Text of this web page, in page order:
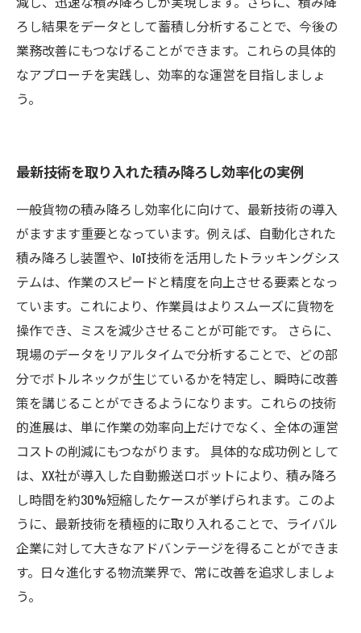
ろし結果をデータとして蓄積し分析することで、今後の
業務改善にもつなげることができます。これらの具体的
なアプローチを実践し、効率的な運営を目指しましょ
う。
最新技術を取り入れた積み降ろし効率化の実例
一般貨物の積み降ろし効率化に向けて、最新技術の導入
がますます重要となっています。例えば、自動化された
積み降ろし装置や、IoT技術を活用したトラッキングシス
テムは、作業のスピードと精度を向上させる要素となっ
ています。これにより、作業員はよりスムーズに貨物を
操作でき、ミスを減少させることが可能です。 さらに、
現場のデータをリアルタイムで分析することで、どの部
分でボトルネックが生じているかを特定し、瞬時に改善
策を講じることができるようになります。これらの技術
的進展は、単に作業の効率向上だけでなく、全体の運営
コストの削減にもつながります。 具体的な成功例として
は、XX社が導入した自動搬送ロボットにより、積み降ろ
し時間を約30%短縮したケースが挙げられます。このよ
うに、最新技術を積極的に取り入れることで、ライバル
企業に対して大きなアドバンテージを得ることができま
す。日々進化する物流業界で、常に改善を追求しましょ
う。